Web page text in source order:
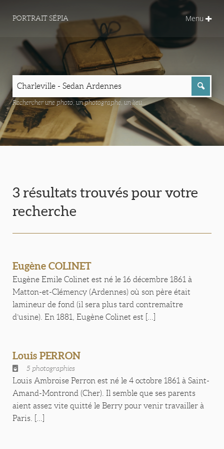
PORTRAIT SÉPIA Menu
Rechercher une photo, un photographe, un lieu...
3 résultats trouvés pour votre
recherche
Eugène COLINET
Eugène Emile Colinet est né le 16 décembre 1861 à
Matton-et-Clémency (Ardennes) où son père était
lamineur de fond (il sera plus tard contremaître
d’usine). En 1881, Eugène Colinet est [...]
Louis PERRON
5 photographies
Louis Ambroise Perron est né le 4 octobre 1861 à Saint-
Amand-Montrond (Cher). Il semble que ses parents
aient assez vite quitté le Berry pour venir travailler à
Paris. [...]